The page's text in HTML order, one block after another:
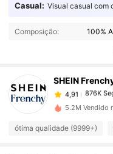
Casual: Visual casual com
Composição: 100%
SHEIN
876K
4,91 876K
4,91 876K
5.2M Vendido
ótima qualidade (9999+)